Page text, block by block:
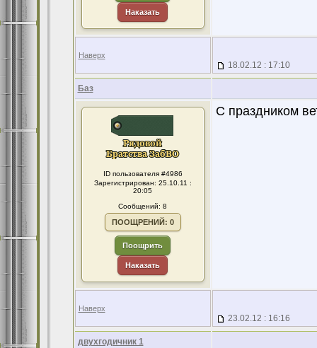
Наказать
Наверх
18.02.12 : 17:10
Баз
ID пользователя #4986
Зарегистрирован: 25.10.11 :
20:05
Сообщений: 8
ПООЩРЕНИЙ: 0
Поощрить
Наказать
С праздником
Наверх
23.02.12 : 16:16
двухгодичник 1